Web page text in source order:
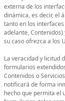
externa de los
dinámica, es decir, el
tanto en los
adelante,
su caso ofrezca a los
La veracidad y licitud
formularios
Contenidos o
notificará de forma
hecho que permita el